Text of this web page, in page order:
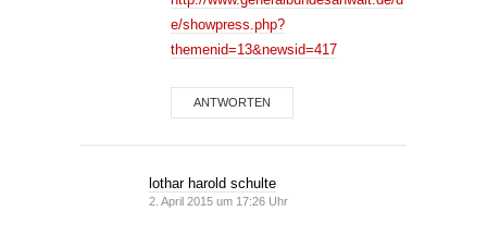
e/showpress.php?
themenid=13&newsid=417
ANTWORTEN
lothar harold schulte
2. April 2015 um 17:26 Uhr